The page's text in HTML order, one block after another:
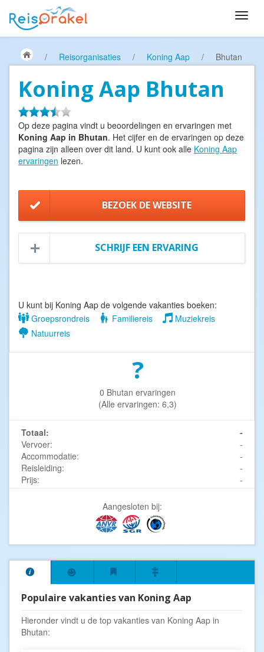
/ Reisorganisaties / Koning Aap / Bhutan
Koning Aap Bhutan
Op deze pagina vindt u beoordelingen en ervaringen met
Koning Aap in Bhutan. Het cijfer en de ervaringen op deze
pagina zijn alleen over dit land. U kunt ook alle Koning Aap
ervaringen lezen.
BEZOEK DE WEBSITE
SCHRIJF EEN ERVARING
U kunt bij Koning Aap de volgende vakanties boeken:
Groepsrondreis
Familiereis
Muziekreis
Natuurreis
?
0 Bhutan ervaringen
(Alle ervaringen: 6,3)
Totaal:
-
Vervoer:
-
Accommodatie:
-
Reisleiding:
-
Prijs:
-
Aangesloten bij:
Populaire vakanties van Koning Aap
Hieronder vindt u de top vakanties van Koning Aap in
Bhutan: